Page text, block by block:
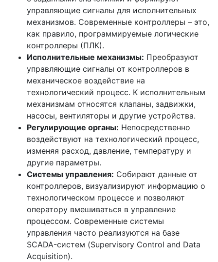
управляющие сигналы для исполнительных
механизмов. Современные контроллеры – это,
как правило, программируемые логические
контроллеры (ПЛК).
Исполнительные механизмы: Преобразуют
управляющие сигналы от контроллеров в
механическое воздействие на
технологический процесс. К исполнительным
механизмам относятся клапаны, задвижки,
насосы, вентиляторы и другие устройства.
Регулирующие органы: Непосредственно
воздействуют на технологический процесс,
изменяя расход, давление, температуру и
другие параметры.
Системы управления: Собирают данные от
контроллеров, визуализируют информацию о
технологическом процессе и позволяют
оператору вмешиваться в управление
процессом. Современные системы
управления часто реализуются на базе
SCADA-систем (Supervisory Control and Data
Acquisition).